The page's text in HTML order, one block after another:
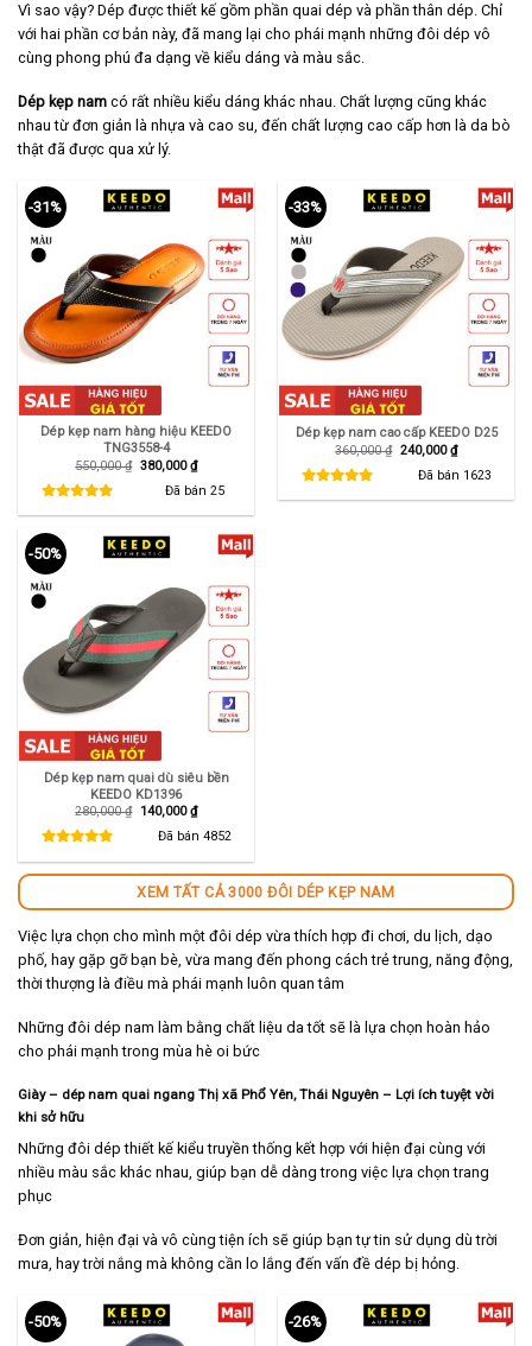
Vì sao vậy? Dép được thiết kế gồm phần quai dép và phần thân dép. Chỉ
với hai phần cơ bản này, đã mang lại cho phái mạnh những đôi dép vô
cùng phong phú đa dạng về kiểu dáng và màu sắc.
Dép kẹp nam có rất nhiều kiểu dáng khác nhau. Chất lượng cũng khác
nhau từ đơn giản là nhựa và cao su, đến chất lượng cao cấp hơn là da bò
thật đã được qua xử lý.
-31%
Dép kẹp nam hàng hiệu KEEDO
TNG3558-4
550,000₫ Giá
550,000 ₫.
380,000₫Giá
hiện
tại
là:
Đã bán 25
-33%
Dép kẹp nam cao cấp KEEDO D25
360,000₫ Giá
360,000 ₫.
240,000₫Giá
hiện
tại
là:
Đã bán 1623
-50%
Dép kẹp nam quai dù siêu bền
KEEDO KD1396
280,000₫ Giá
140,000₫Giá
hiện
tại
Đã bán 4852
XEM TẤT CẢ 3000 ĐÔI DÉP KẸP NAM
Việc lựa chọn cho mình một đôi dép vừa thích hợp đi chơi, du lịch, dạo
phố, hay gặp gỡ bạn bè, vừa mang đến phong cách trẻ trung, năng động,
thời thượng là điều mà phái mạnh luôn quan tâm
Những đôi dép nam làm bằng chất liệu da tốt sẽ là lựa chọn hoàn hảo
cho phái mạnh trong mùa hè oi bức
Giày – dép nam quai ngang Thị xã Phổ Yên, Thái Nguyên – Lợi ích tuyệt vời
khi sở hữu
Những đôi dép thiết kế kiểu truyền thống kết hợp với hiện đại cùng với
nhiều màu sắc khác nhau, giúp bạn dễ dàng trong việc lựa chọn trang
phục
Đơn giản, hiện đại và vô cùng tiện ích sẽ giúp bạn tự tin sử dụng dù trời
mưa, hay trời nắng mà không cần lo lắng đến vấn đề dép bị hỏng.
-50% -26%